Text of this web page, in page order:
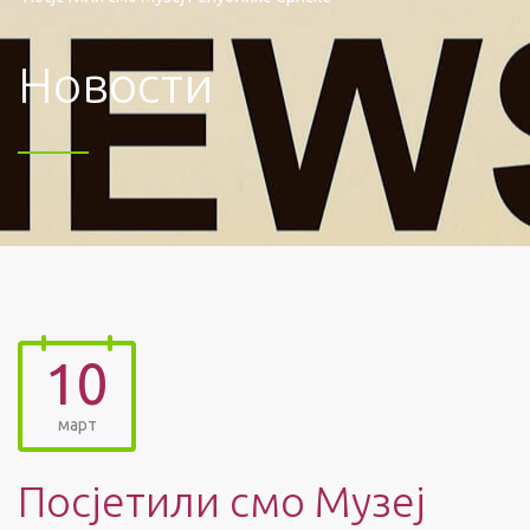
Новости
10
март
Посјетили смо Музеј